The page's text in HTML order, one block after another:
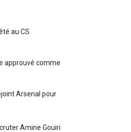
au CS
approuvé comme
Arsenal pour
Amine Gouiri